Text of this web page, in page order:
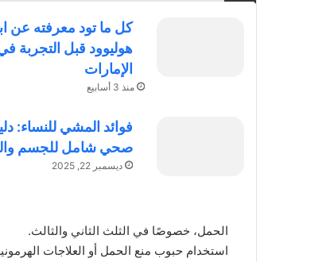
كل ما تود معرفته عن
هوليوود قبل التجربة
الإمارات
منذ 3 أسابيع
فوائد المشي للنساء:
صحي شامل للجسم
ديسمبر 22, 2025
الحمل، خصوصًا في الثلث الثاني والثالث.
استخدام حبوب منع الحمل أو العلاجات